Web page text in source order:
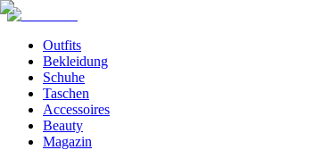
Outfits
Bekleidung
Schuhe
Taschen
Accessoires
Beauty
Magazin